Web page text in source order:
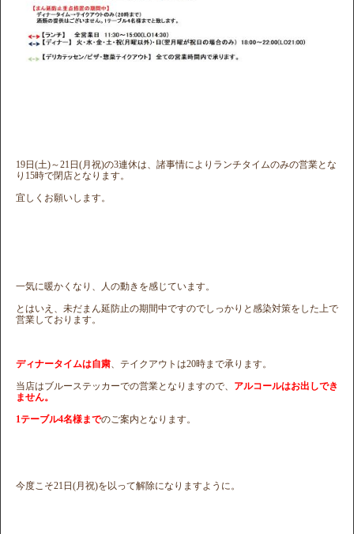
19日(土)～21日(月祝)の3連休は、諸事情によりランチタイムのみの営業とな
り15時で閉店となります。
宜しくお願いします。
一気に暖かくなり、人の動きを感じています。
とはいえ、未だまん延防止の期間中ですのでしっかりと感染対策をした上で
営業しております。
ディナータイムは自粛、テイクアウトは20時まで承ります。
当店はブルーステッカーでの営業となりますので、 アルコールはお出しでき
ません。
1テーブル4名様までのご案内となります。
今度こそ21日(月祝)を以って解除になりますように。